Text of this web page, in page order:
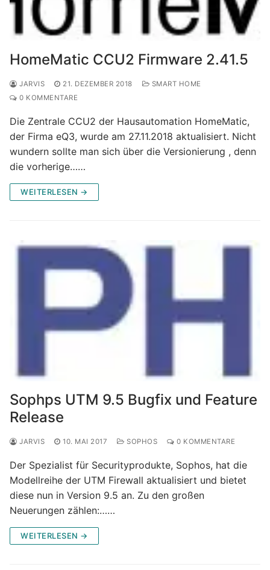
HomeMatic CCU2 Firmware 2.41.5
JARVIS 21. DEZEMBER 2018
SMART HOME
0 KOMMENTARE
Die Zentrale CCU2 der Hausautomation HomeMatic,
der Firma eQ3, wurde am 27.11.2018 aktualisiert. Nicht
wundern sollte man sich über die Versionierung , denn
die vorherige……
WEITERLESEN →
Sophps UTM 9.5 Bugfix und Feature
Release
JARVIS 10. MAI 2017 SOPHOS 0 KOMMENTARE
Der Spezialist für Securityprodukte, Sophos, hat die
Modellreihe der UTM Firewall aktualisiert und bietet
diese nun in Version 9.5 an. Zu den großen
Neuerungen zählen:……
WEITERLESEN →